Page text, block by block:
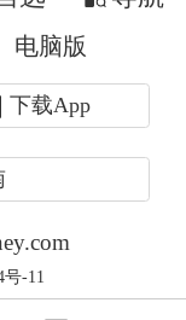
银行如何开
。彭家文将
级。第一是
营做好，真
价值发现，
沟通及路
经营成果与
电脑版
下载App
-11